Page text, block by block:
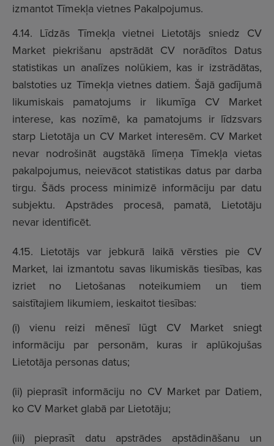
izmantot Tīmekļa vietnes Pakalpojumus.
4.14. Līdzās Tīmekļa vietnei Lietotājs sniedz CV
Market piekrišanu apstrādāt CV norādītos Datus
statistikas un analīzes nolūkiem, kas ir izstrādātas,
balstoties uz Tīmekļa vietnes datiem. Šajā gadījumā
likumiskais pamatojums ir likumīga CV Market
interese, kas nozīmē, ka pamatojums ir līdzsvars
starp Lietotāja un CV Market interesēm. CV Market
nevar nodrošināt augstākā līmeņa Tīmekļa vietas
pakalpojumus, neievācot statistikas datus par darba
tirgu. Šāds process minimizē informāciju par datu
subjektu. Apstrādes procesā, pamatā, Lietotāju
nevar identificēt.
4.15. Lietotājs var jebkurā laikā vērsties pie CV
Market, lai izmantotu savas likumiskās tiesības, kas
izriet no Lietošanas noteikumiem un tiem
saistītajiem likumiem, ieskaitot tiesības:
(i) vienu reizi mēnesī lūgt CV Market sniegt
informāciju par personām, kuras ir aplūkojušas
Lietotāja personas datus;
(ii) pieprasīt informāciju no CV Market par Datiem,
ko CV Market glabā par Lietotāju;
(iii) pieprasīt datu apstrādes apstādināšanu un